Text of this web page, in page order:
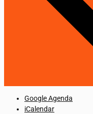
Google Agenda
iCalendar